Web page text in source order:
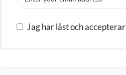
Jag har läst och accepterar